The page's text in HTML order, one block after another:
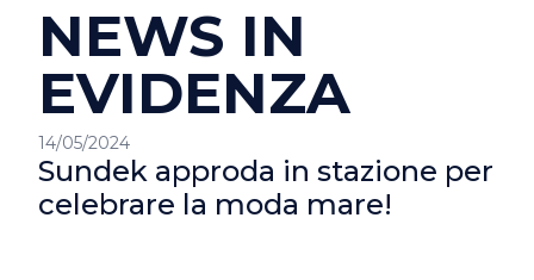
NEWS IN
EVIDENZA
14/05/2024
Sundek approda in stazione per
celebrare la moda mare!